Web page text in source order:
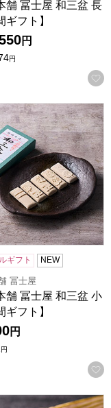
登録する
舗 冨士屋 和三盆 長
ギフト】
円
円
年間ギフト】
登録する
舗 冨士屋 和三盆 小
ギフト NEW
冨士屋
舗 冨士屋 和三盆 小
ギフト】
円
円
フト】
舗 冨士屋 小男鹿 半